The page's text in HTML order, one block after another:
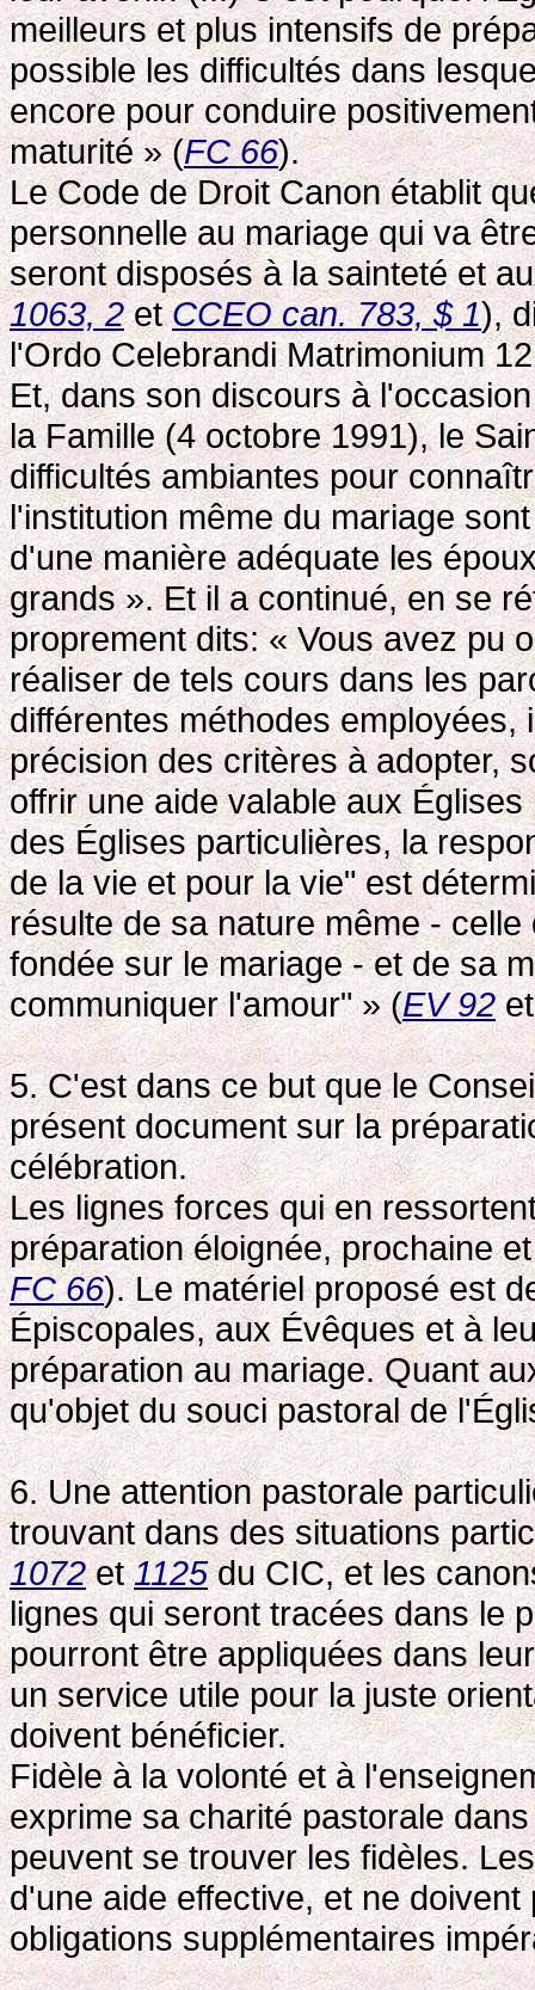
meilleurs et plus intensifs de
possible les difficultés dans
encore pour conduire
maturité » (FC 66).
Le Code de Droit Canon établit
personnelle au mariage qui va
seront disposés à la sainteté et
1063, 2etCCEO can. 783, $ 1),
l'Ordo Celebrandi Matrimonium
Et, dans son discours à
la Famille (4 octobre 1991), le
difficultés ambiantes pour
l'institution même du mariage
d'une manière adéquate les
grands ». Et il a continué, en se
proprement dits: « Vous avez pu
réaliser de tels cours dans les
différentes méthodes
précision des critères à adopter,
offrir une aide valable aux
des Églises particulières, la
de la vie et pour la vie" est
résulte de sa nature même -
fondée sur le mariage - et de sa
communiquer l'amour" » (EV 92
5. C'est dans ce but que le
présent document sur la
célébration.
Les lignes forces qui en
préparation éloignée, prochaine
FC 66). Le matériel proposé est
Épiscopales, aux Évêques et à
préparation au mariage. Quant
qu'objet du souci pastoral de
6. Une attention pastorale
trouvant dans des situations
1072et1125du CIC, et les
lignes qui seront tracées dans le
pourront être appliquées dans
un service utile pour la juste
doivent bénéficier.
Fidèle à la volonté et à
exprime sa charité pastorale
peuvent se trouver les fidèles.
d'une aide effective, et ne
obligations supplémentaires